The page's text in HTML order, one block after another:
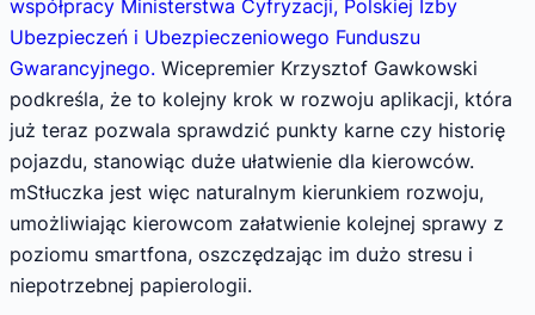
współpracy Ministerstwa Cyfryzacji, Polskiej Izby
Ubezpieczeń i Ubezpieczeniowego Funduszu
Gwarancyjnego. Wicepremier Krzysztof Gawkowski
podkreśla, że to kolejny krok w rozwoju aplikacji, która
już teraz pozwala sprawdzić punkty karne czy historię
pojazdu, stanowiąc duże ułatwienie dla kierowców.
mStłuczka jest więc naturalnym kierunkiem rozwoju,
umożliwiając kierowcom załatwienie kolejnej sprawy z
poziomu smartfona, oszczędzając im dużo stresu i
niepotrzebnej papierologii.